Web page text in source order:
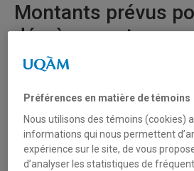
Montants prévus
dégrèvements
Prendre note que les années
confirmé, tandis que ceux des
estimations. Ces montants peuvent
conventions en vigueur.
Préférences en matière de témoins
Nous utilisons des témoins (cookies)
informations qui nous permettent
expérience sur le site, de vous
d’analyser les statistiques de